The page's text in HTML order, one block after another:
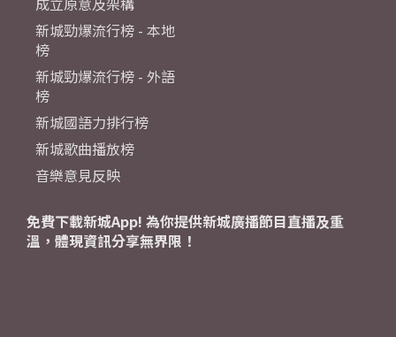
新城勁爆流行榜 - 本地
榜
新城勁爆流行榜 - 外語
榜
新城國語力排行榜
新城歌曲播放榜
音樂意見反映
免費下載新城App! 為你提供新城廣播節目直播及重
溫，體現資訊分享無界限！